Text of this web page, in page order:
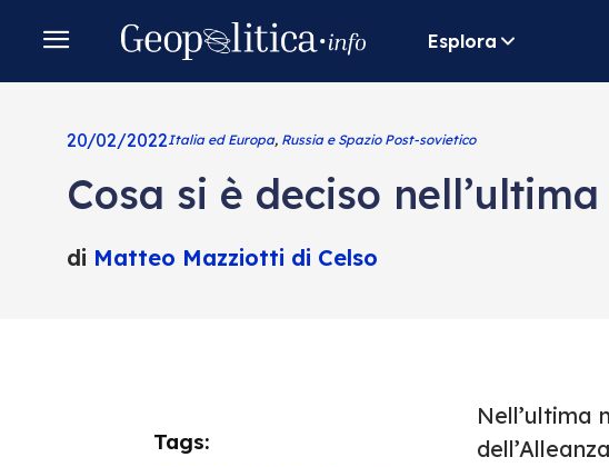
Esplora
20/02/2022Italia ed Europa, Russia e Spazio Post-sovietico
Cosa si è deciso
di Matteo Mazziotti di Celso
Tags:
Nell’ultima